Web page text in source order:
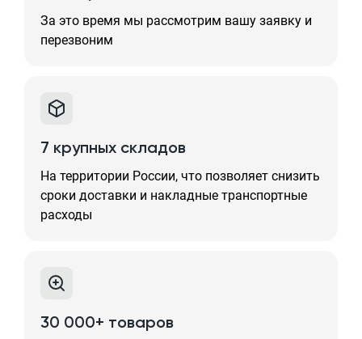
За это время мы рассмотрим вашу заявку и
перезвоним
7 крупных складов
На территории России, что позволяет снизить
сроки доставки и накладные транспортные
расходы
30 000+ товаров